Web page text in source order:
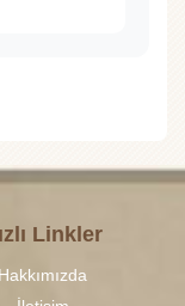
Linkler
Hakkımızda